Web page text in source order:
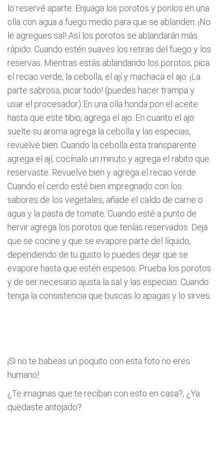
lo reservé aparte. Enjuaga los porotos y ponlos en una
olla con agua a fuego medio para que se ablanden. ¡No
le agregues sal! Así los porotos se ablandarán más
rápido. Cuando estén suaves los retiras del fuego y los
reservas. Mientras estás ablandando los porotos, pica
el recao verde, la cebolla, el ají y machaca el ajo. ¡La
parte sabrosa, picar todo! (puedes hacer trampa y
usar el procesador) En una olla honda pon el aceite
hasta que este tibio, agrega el ajo. En cuanto el ajo
suelte su aroma agrega la cebolla y las especias,
revuelve bien. Cuando la cebolla esta transparente
agrega el ají, cocínalo un minuto y agrega el rabito que
reservaste. Revuelve bien y agrega el recao verde.
Cuando el cerdo esté bien impregnado con los
sabores de los vegetales, añade el caldo de carne o
agua y la pasta de tomate. Cuando esté a punto de
hervir agrega los porotos que tenías reservados. Deja
que se cocine y que se evapore parte del líquido,
dependiendo de tu gusto lo puedes dejar que se
evapore hasta que estén espesos. Prueba los porotos
y de ser necesario ajusta la sal y las especias. Cuando
tenga la consistencia que buscas lo apagas y lo sirves.
¡Si no te babeas un poquito con esta foto no eres
humano!
¿Te imaginas que te reciban con esto en casa?, ¿Ya
quedaste antojado?